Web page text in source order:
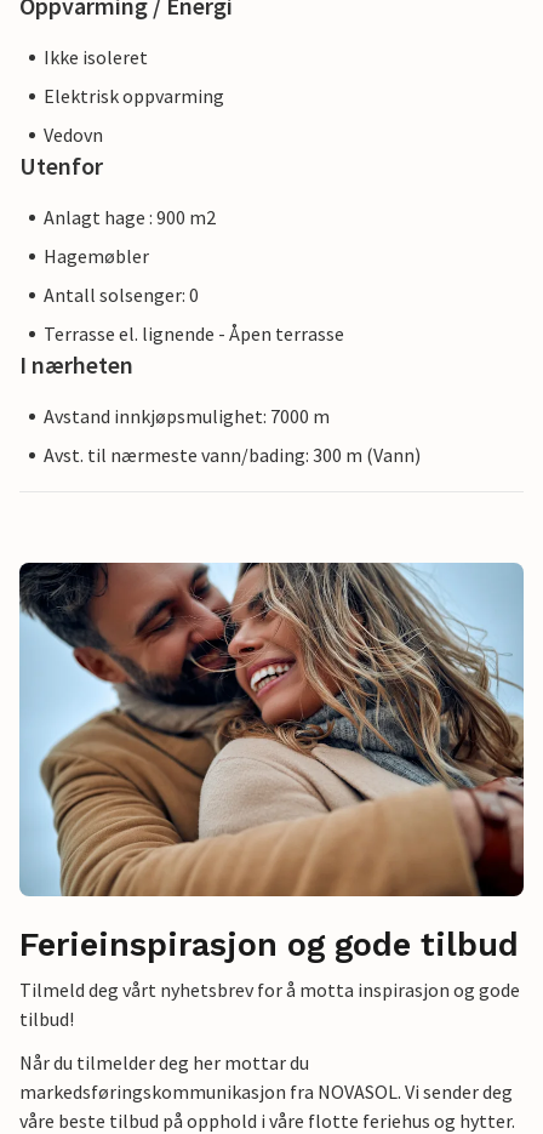
Ikke isoleret
Elektrisk oppvarming
Vedovn
Utenfor
Anlagt hage : 900 m2
Hagemøbler
Antall solsenger: 0
Terrasse el. lignende - Åpen terrasse
I nærheten
Avstand innkjøpsmulighet: 7000 m
Avst. til nærmeste vann/bading: 300 m (Vann)
Ferieinspirasjon og gode tilbud
Tilmeld deg vårt nyhetsbrev for å motta inspirasjon og gode
tilbud!
Når du tilmelder deg her mottar du
markedsføringskommunikasjon fra NOVASOL. Vi sender deg
våre beste tilbud på opphold i våre flotte feriehus og hytter.